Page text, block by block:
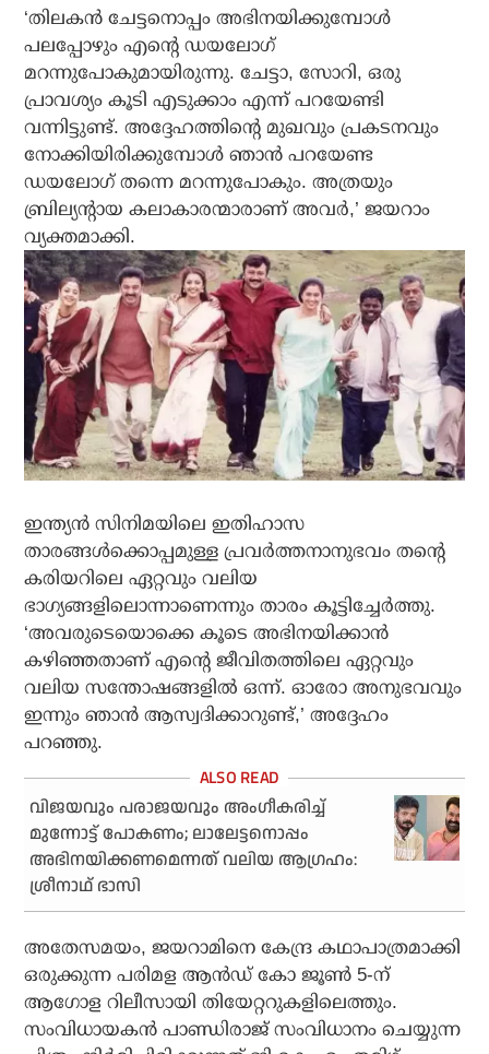
‘തിലകൻ ചേട്ടനൊപ്പം അഭിനയിക്കുമ്പോൾ
പലപ്പോഴും എന്റെ ഡയലോഗ്
മറന്നുപോകുമായിരുന്നു. ചേട്ടാ, സോറി, ഒരു
പ്രാവശ്യം കൂടി എടുക്കാം എന്ന് പറയേണ്ടി
വന്നിട്ടുണ്ട്. അദ്ദേഹത്തിന്റെ മുഖവും പ്രകടനവും
നോക്കിയിരിക്കുമ്പോൾ ഞാൻ പറയേണ്ട
ഡയലോഗ് തന്നെ മറന്നുപോകും. അത്രയും
ബ്രില്യന്റായ കലാകാരന്മാരാണ് അവർ,’ ജയറാം
വ്യക്തമാക്കി.
ഇന്ത്യൻ സിനിമയിലെ ഇതിഹാസ
താരങ്ങൾക്കൊപ്പമുള്ള പ്രവർത്തനാനുഭവം തന്റെ
കരിയറിലെ ഏറ്റവും വലിയ
ഭാഗ്യങ്ങളിലൊന്നാണെന്നും താരം കൂട്ടിച്ചേർത്തു.
‘അവരുടെയൊക്കെ കൂടെ അഭിനയിക്കാൻ
കഴിഞ്ഞതാണ് എന്റെ ജീവിതത്തിലെ ഏറ്റവും
വലിയ സന്തോഷങ്ങളിൽ ഒന്ന്. ഓരോ അനുഭവവും
ഇന്നും ഞാൻ ആസ്വദിക്കാറുണ്ട്,’ അദ്ദേഹം
പറഞ്ഞു.
വിജയവും പരാജയവും അംഗീകരിച്ച്
മുന്നോട്ട് പോകണം; ലാലേട്ടനൊപ്പം
അഭിനയിക്കണമെന്നത് വലിയ ആഗ്രഹം:
ശ്രീനാഥ് ഭാസി
അതേസമയം, ജയറാമിനെ കേന്ദ്ര കഥാപാത്രമാക്കി
ഒരുക്കുന്ന പരിമള ആൻഡ് കോ ജൂൺ 5-ന്
ആഗോള റിലീസായി തിയേറ്ററുകളിലെത്തും.
സംവിധായകൻ പാണ്ഡിരാജ് സംവിധാനം ചെയ്യുന്ന